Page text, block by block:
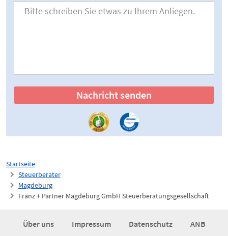
Startseite
Steuerberater
Magdeburg
Franz + Partner Magdeburg GmbH Steuerberatungsgesellschaft
Nachricht senden
Über uns Impressum Datenschutz ANB